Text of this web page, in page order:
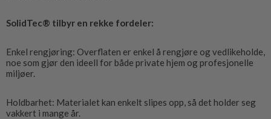
SolidTec® tilbyr en rekke fordeler:
Enkel rengjøring: Overflaten er enkel å rengjøre og vedlikeholde,
noe som gjør den ideell for både private hjem og profesjonelle
miljøer.
Holdbarhet: Materialet kan enkelt slipes opp, så det holder seg
vakkert i mange år.